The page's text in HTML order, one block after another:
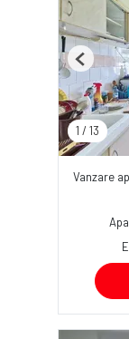
1 / 13
Previous
Vanzare